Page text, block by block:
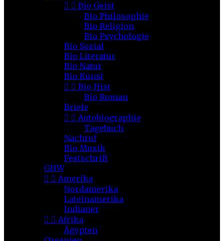
  Bio Geist
Bio Philosophie
Bio Religion
Bio Psychologie
Bio Sozial
Bio Literatur
Bio Natur
Bio Kunst
  Bio Hist
Bio Roman
Briefe
  Autobiographie
Tagebuch
Nachruf
Bio Musik
Festschrift
GHW
  Amerika
Nordamerika
Lateinamerika
Indianer
  Afrika
Ägypten